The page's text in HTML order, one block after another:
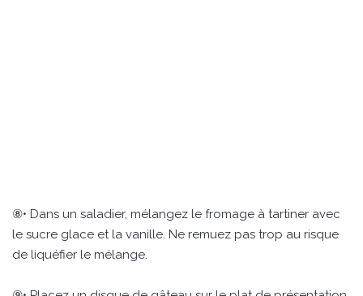
⑧• Dans un saladier, mélangez le fromage à tartiner avec
le sucre glace et la vanille. Ne remuez pas trop au risque
de liquéfier le mélange.